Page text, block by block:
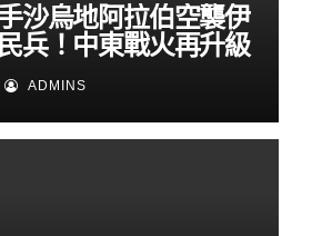
沙烏地阿拉伯空襲伊
兵！中東戰火再升級
ADMINS